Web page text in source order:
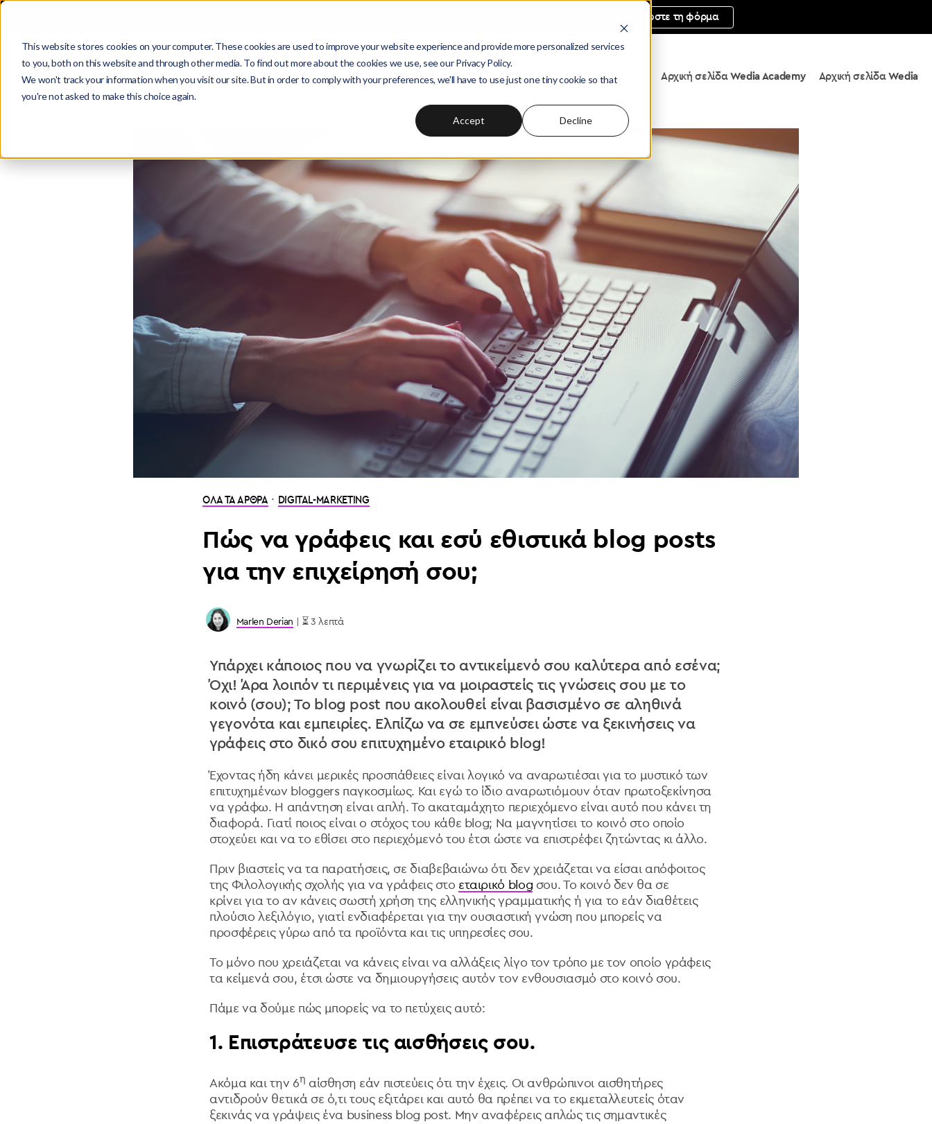
This website stores cookies on your computer. These cookies are used to improve your website experience and provide more personalized services
to you, both on this website and through other media. To find out more about the cookies we use, see our Privacy Policy.
We won't track your information when you visit our site. But in order to comply with your preferences, we'll have to use just one tiny cookie so that
you're not asked to make this choice again.
Accept Decline
Συμπληρώστε τη φόρμα
Αναζήτηση στοWedia Academy Αρχική σελίδα Wedia Academy Αρχική σελίδα Wedia
ΟΛΑ ΤΑ ΑΡΘΡΑ · DIGITAL-MARKETING
Πώς να γράφεις και εσύ εθιστικά blog posts
για την επιχείρησή σου;
Marlen Derian | ⏳ 3 λεπτά
Υπάρχει κάποιος που να γνωρίζει το αντικείμενό σου καλύτερα από εσένα;
Όχι! Άρα λοιπόν τι περιμένεις για να μοιραστείς τις γνώσεις σου με το
κοινό (σου); Το blog post που ακολουθεί είναι βασισμένο σε αληθινά
γεγονότα και εμπειρίες. Ελπίζω να σε εμπνεύσει ώστε να ξεκινήσεις να
γράφεις στο δικό σου επιτυχημένο εταιρικό blog!
Έχοντας ήδη κάνει μερικές προσπάθειες είναι λογικό να αναρωτιέσαι για το μυστικό των
επιτυχημένων bloggers παγκοσμίως. Και εγώ το ίδιο αναρωτιόμουν όταν πρωτοξεκίνησα
να γράφω. Η απάντηση είναι απλή. Το ακαταμάχητο περιεχόμενο είναι αυτό που κάνει τη
διαφορά. Γιατί ποιος είναι ο στόχος του κάθε blog; Να μαγνητίσει το κοινό στο οποίο
στοχεύει και να το εθίσει στο περιεχόμενό του έτσι ώστε να επιστρέφει ζητώντας κι άλλο.
Πριν βιαστείς να τα παρατήσεις, σε διαβεβαιώνω ότι δεν χρειάζεται να είσαι απόφοιτος
της Φιλολογικής σχολής για να γράφεις στο εταιρικό blog σου. Το κοινό δεν θα σε
κρίνει για το αν κάνεις σωστή χρήση της ελληνικής γραμματικής ή για το εάν διαθέτεις
πλούσιο λεξιλόγιο, γιατί ενδιαφέρεται για την ουσιαστική γνώση που μπορείς να
προσφέρεις γύρω από τα προϊόντα και τις υπηρεσίες σου.
Το μόνο που χρειάζεται να κάνεις είναι να αλλάξεις λίγο τον τρόπο με τον οποίο γράφεις
τα κείμενά σου, έτσι ώστε να δημιουργήσεις αυτόν τον ενθουσιασμό στο κοινό σου.
Πάμε να δούμε πώς μπορείς να το πετύχεις αυτό:
1. Επιστράτευσε τις αισθήσεις σου.
Ακόμα και την 6η αίσθηση εάν πιστεύεις ότι την έχεις. Οι ανθρώπινοι αισθητήρες
αντιδρούν θετικά σε ό,τι τους εξιτάρει και αυτό θα πρέπει να το εκμεταλλευτείς όταν
ξεκινάς να γράψεις ένα business blog post. Μην αναφέρεις απλώς τις σημαντικές